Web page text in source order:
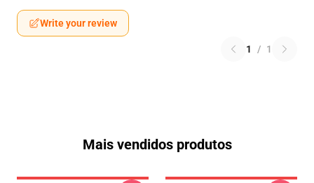
Write your review
1 / 1
Mais vendidos produtos